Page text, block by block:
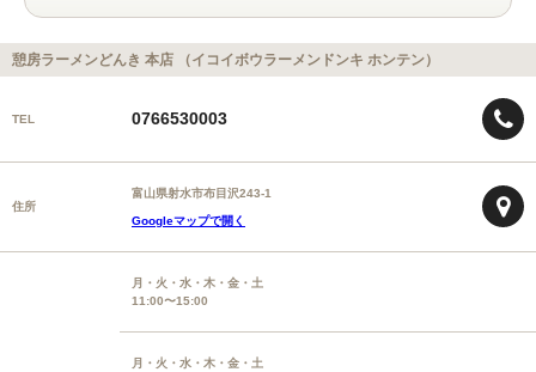
憩房ラーメンどんき 本店 （イコイボウラーメンドンキ ホンテン）
TEL 0766530003
住所
富山県射水市布目沢243-1
Googleマップで開く
月・火・水・木・金・土
11:00〜15:00
月・火・水・木・金・土